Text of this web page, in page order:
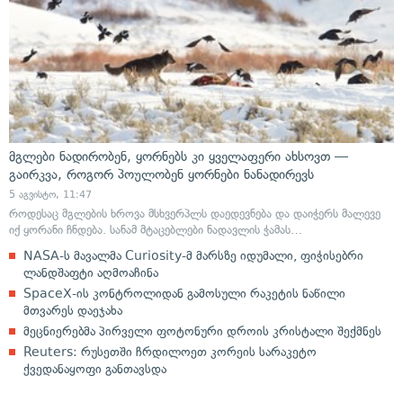
მგლები ნადირობენ, ყორნებს კი ყველაფერი ახსოვთ —
გაირკვა, როგორ პოულობენ ყორნები ნანადირევს
5 აგვისტო, 11:47
როდესაც მგლების ხროვა მსხვერპლს დაედევნება და დაიჭერს მალევე
იქ ყორანი ჩნდება. სანამ მტაცებლები ნადავლის ჭამას…
NASA-ს მავალმა Curiosity-მ მარსზე იდუმალი, ფიჭისებრი
ლანდშაფტი აღმოაჩინა
SpaceX-ის კონტროლიდან გამოსული რაკეტის ნაწილი
მთვარეს დაეჯახა
მეცნიერებმა პირველი ფოტონური დროის კრისტალი შექმნეს
Reuters: რუსეთში ჩრდილოეთ კორეის სარაკეტო
ქვედანაყოფი განთავსდა